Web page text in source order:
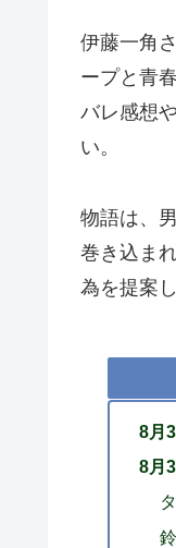
伊藤一角
ープと青
バレ感想
い。
物語は、
巻き込ま
為を提案
8月
8月